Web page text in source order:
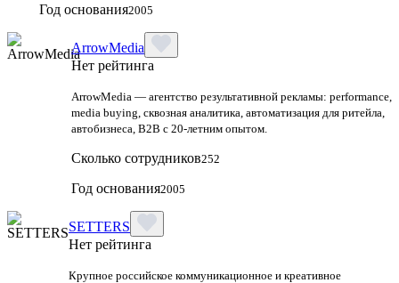
Год основания2005
ArrowMedia
Нет рейтинга
ArrowMedia — агентство результативной рекламы: performance,
media buying, сквозная аналитика, автоматизация для ритейла,
автобизнеса, B2B с 20-летним опытом.
Сколько сотрудников252
Год основания2005
SETTERS
Нет рейтинга
Крупное российское коммуникационное и креативное